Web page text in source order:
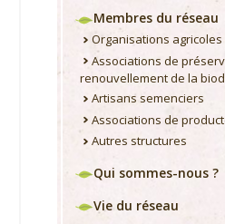
Membres du réseau
Organisations
Associations de
renouvellement de la
Artisans semenciers
Associations de
Autres structures
Qui sommes-nous ?
Vie du réseau